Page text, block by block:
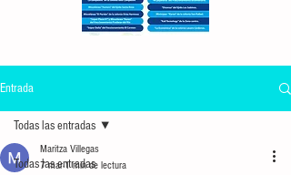
Entrada
Todas las entradas
Todas las entradas
Maritza Villegas
7 mar1 min de lectura